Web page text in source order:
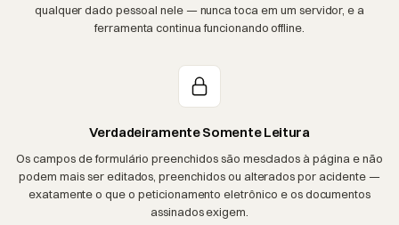
qualquer dado pessoal nele — nunca toca em um servidor, e a
ferramenta continua funcionando offline.
Verdadeiramente Somente Leitura
Os campos de formulário preenchidos são mesclados à página e não
podem mais ser editados, preenchidos ou alterados por acidente —
exatamente o que o peticionamento eletrônico e os documentos
assinados exigem.